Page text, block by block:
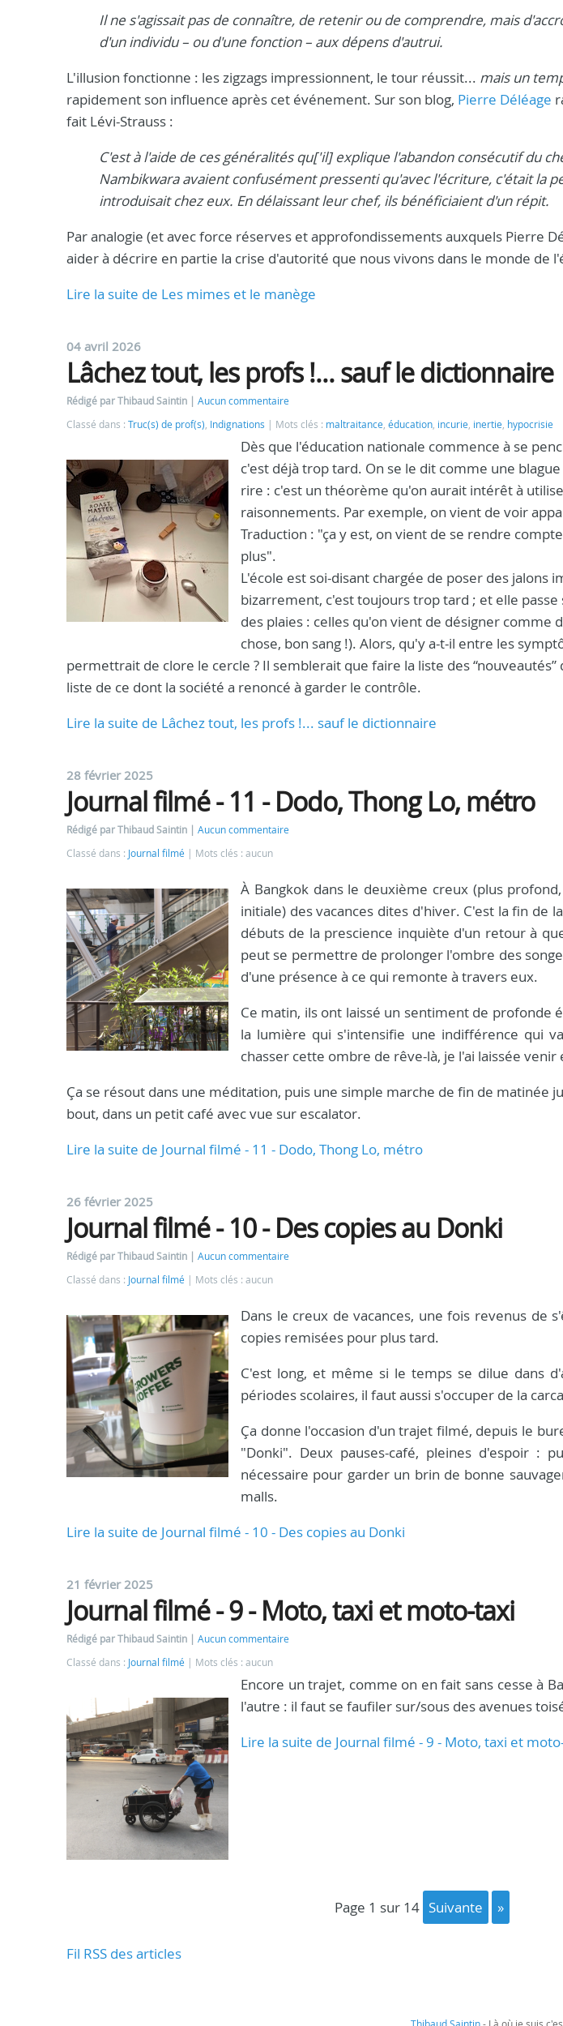
Il ne s'agissait pas de connaître, de retenir ou de comprendre, mais
d'un individu – ou d'une fonction – aux dépens d'autrui.
L'illusion fonctionne : les zigzags impressionnent, le tour réussit... mais un
rapidement son influence après cet événement. Sur son blog, Pierre Déléage
fait Lévi-Strauss :
C'est à l'aide de ces généralités qu['il] explique l'abandon consécutif du
Nambikwara avaient confusément pressenti qu'avec l'écriture, c'était la
introduisait chez eux. En délaissant leur chef, ils bénéficiaient d'un répit.
Par analogie (et avec force réserves et approfondissements auxquels Pierre
aider à décrire en partie la crise d'autorité que nous vivons dans le monde de
Lire la suite de Les mimes et le manège
04 avril 2026
Lâchez tout, les profs !... sauf le dictionnaire
Rédigé par Thibaud Saintin
Aucun commentaire
Classé dans : Truc(s) de prof(s), Indignations Mots clés : maltraitance, éducation, incurie, inertie, hypocrisie
Dès que l'éducation nationale commence à se
c'est déjà trop tard. On se le dit comme une
rire : c'est un théorème qu'on aurait intérêt à
raisonnements. Par exemple, on vient de voir
Traduction : "ça y est, on vient de se rendre
plus".
L'école est soi-disant chargée de poser des jalons
bizarrement, c'est toujours trop tard ; et elle
des plaies : celles qu'on vient de désigner comme
chose, bon sang !). Alors, qu'y a-t-il entre les
permettrait de clore le cercle ? Il semblerait que faire la liste des “nouveautés”
liste de ce dont la société a renoncé à garder le contrôle.
Lire la suite de Lâchez tout, les profs !... sauf le dictionnaire
28 février 2025
Journal filmé - 11 - Dodo, Thong Lo, métro
Rédigé par Thibaud Saintin
Aucun commentaire
Classé dans : Journal filmé Mots clés : aucun
À Bangkok dans le deuxième creux (plus
initiale) des vacances dites d'hiver. C'est la fin de
débuts de la prescience inquiète d'un retour à
peut se permettre de prolonger l'ombre des
d'une présence à ce qui remonte à travers eux.
Ce matin, ils ont laissé un sentiment de profonde
la lumière qui s'intensifie une indifférence qui
chasser cette ombre de rêve-là, je l'ai laissée venir
Ça se résout dans une méditation, puis une simple marche de fin de matinée
bout, dans un petit café avec vue sur escalator.
Lire la suite de Journal filmé - 11 - Dodo, Thong Lo, métro
26 février 2025
Journal filmé - 10 - Des copies au Donki
Rédigé par Thibaud Saintin
Aucun commentaire
Classé dans : Journal filmé Mots clés : aucun
Dans le creux de vacances, une fois revenus de
copies remisées pour plus tard.
C'est long, et même si le temps se dilue dans
périodes scolaires, il faut aussi s'occuper de la
Ça donne l'occasion d'un trajet filmé, depuis le
"Donki". Deux pauses-café, pleines d'espoir :
nécessaire pour garder un brin de bonne
malls.
Lire la suite de Journal filmé - 10 - Des copies au Donki
21 février 2025
Journal filmé - 9 - Moto, taxi et moto-taxi
Rédigé par Thibaud Saintin
Aucun commentaire
Classé dans : Journal filmé Mots clés : aucun
Encore un trajet, comme on en fait sans cesse à
l'autre : il faut se faufiler sur/sous des avenues
Lire la suite de Journal filmé - 9 - Moto, taxi et
page 1 sur 14 suivante »
Fil RSS des articles